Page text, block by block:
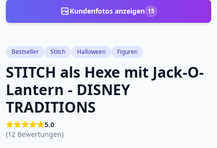
Kundenfotos anzeigen 15
Bestseller Stitch Halloween Figuren
STITCH als Hexe mit Jack-O-
Lantern - DISNEY
TRADITIONS
5.0
(12 Bewertungen)